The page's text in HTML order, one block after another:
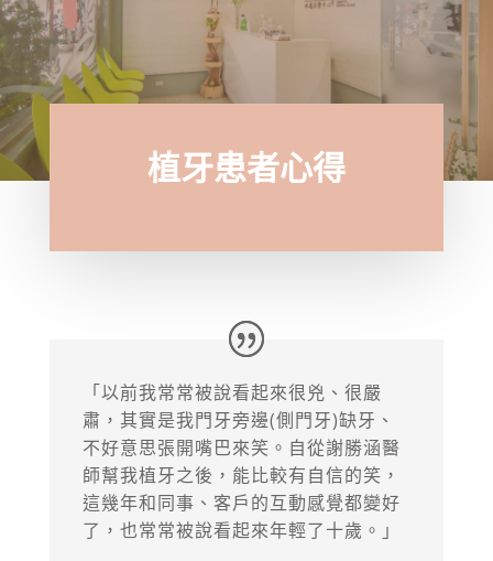
植牙患者心得
「以前我常常被說看起來很兇、很嚴
肅，其實是我門牙旁邊(側門牙)缺牙、
不好意思張開嘴巴來笑。自從謝勝涵醫
師幫我植牙之後，能比較有自信的笑，
這幾年和同事、客戶的互動感覺都變好
了，也常常被說看起來年輕了十歲。」